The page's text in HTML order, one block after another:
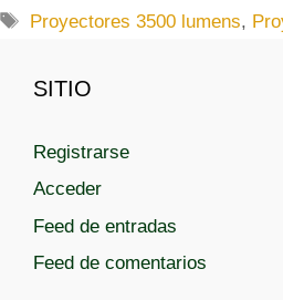
a
g
r
s
E
q
e
t
s
Proyectores 3500 lumens,
SITIO
Registrarse
Acceder
Feed de entradas
Feed de comentarios